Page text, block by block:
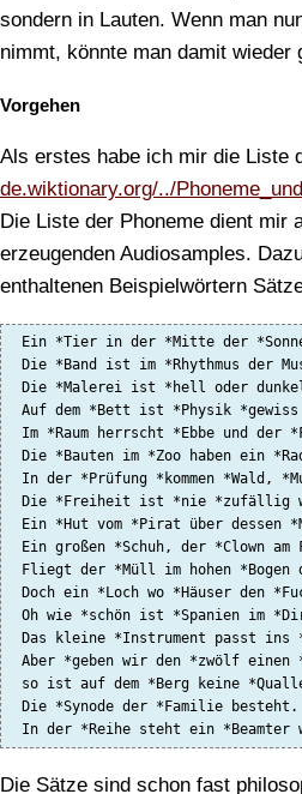
sondern in Lauten. Wenn man
nimmt, könnte man damit wieder
Vorgehen
Als erstes habe ich mir die Liste
de.wiktionary.org/../
Die Liste der Phoneme dient mir
erzeugenden Audiosamples.
enthaltenen Beispielwörtern
Ein *Tier in der *Mitte der
Die *Band ist im *Rhythmus der
Die *Malerei ist *hell oder
Auf dem *Bett ist *Physik
Im *Raum herrscht *Ebbe und
Die *Bauten im *Zoo haben ein
In der *Prüfung *kommen *Wald,
Die *Freiheit ist *nie *zufällig
Ein *Hut vom *Pirat über dessen
Ein großen *Schuh, der *Clown am
Fliegt der *Müll im hohen *Bogen
Doch ein *Loch wo *Häuser den
Oh wie *schön ist *Spanien im
Das kleine *Instrument passt ins
Aber *geben wir den *zwölf einen
so ist auf dem *Berg keine
Die *Synode der *Familie besteht.
In der *Reihe steht ein *Beamter
Die Sätze sind schon fast